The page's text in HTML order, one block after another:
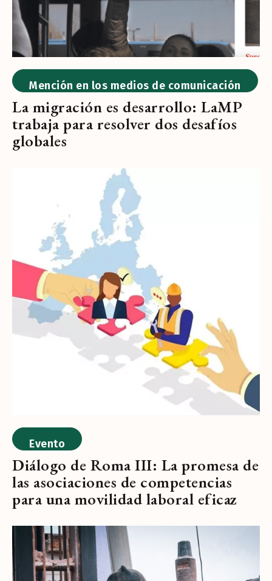
Mención en los medios de comunicación
La migración es desarrollo: LaMP
trabaja para resolver dos desafíos
globales
Evento
Diálogo de Roma III: La promesa de
las asociaciones de competencias
para una movilidad laboral eficaz